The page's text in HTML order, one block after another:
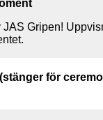
JAS Gripen!
för